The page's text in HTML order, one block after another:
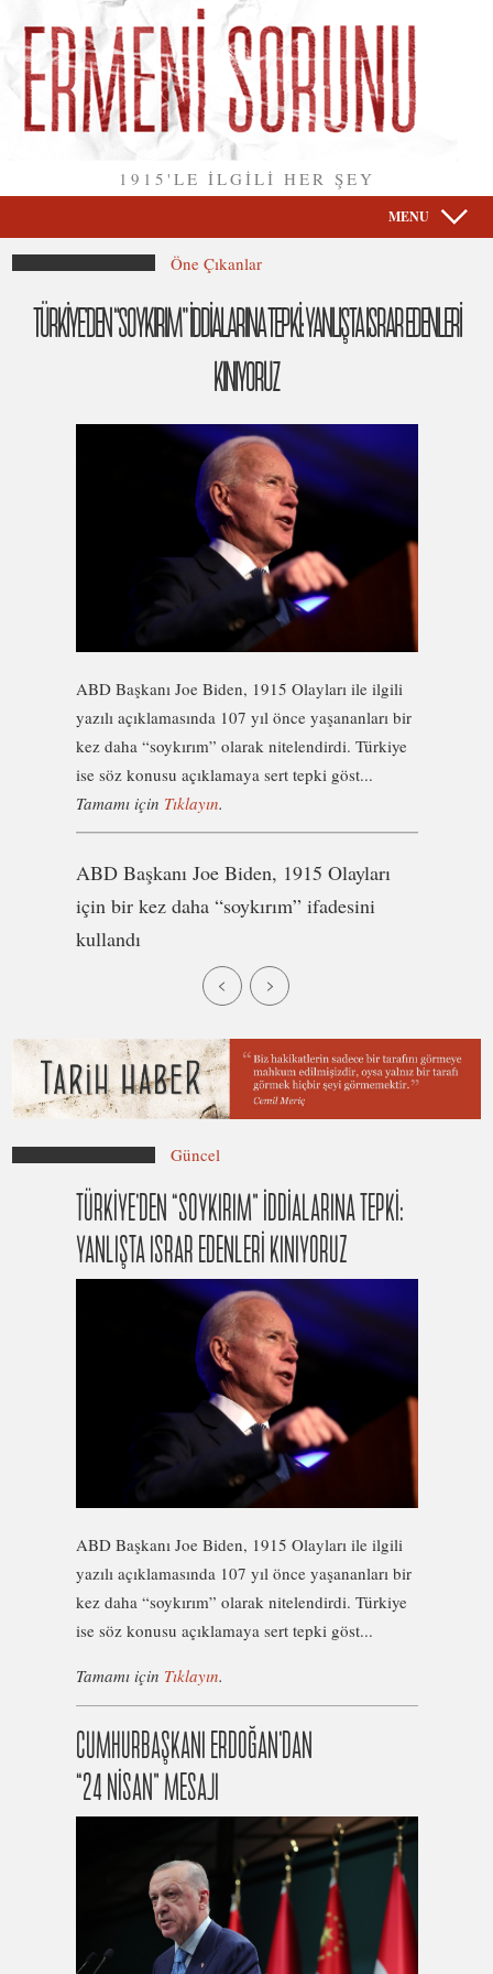
1915'LE İLGİLİ HER ŞEY
MENU
Öne Çıkanlar
TÜRKİYE’DEN “SOYKIRIM” İDDİALARINA TEPKİ: YANLIŞTA ISRAR EDENLERİ
KINIYORUZ
ABD Başkanı Joe Biden, 1915 Olayları ile ilgili
yazılı açıklamasında 107 yıl önce yaşananları bir
kez daha “soykırım” olarak nitelendirdi. Türkiye
ise söz konusu açıklamaya sert tepki göst...
Tamamı için Tıklayın.
ABD Başkanı Joe Biden, 1915 Olayları
için bir kez daha “soykırım” ifadesini
kullandı
Güncel
TÜRKİYE’DEN “SOYKIRIM” İDDİALARINA TEPKİ:
YANLIŞTA ISRAR EDENLERİ KINIYORUZ
ABD Başkanı Joe Biden, 1915 Olayları ile ilgili
yazılı açıklamasında 107 yıl önce yaşananları bir
kez daha “soykırım” olarak nitelendirdi. Türkiye
ise söz konusu açıklamaya sert tepki göst...
Tamamı için Tıklayın.
CUMHURBAŞKANI ERDOĞAN’DAN
“24 NİSAN” MESAJI